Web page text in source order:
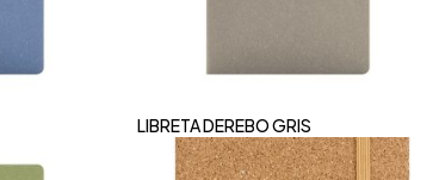
LIBRETA DEREBO GRIS